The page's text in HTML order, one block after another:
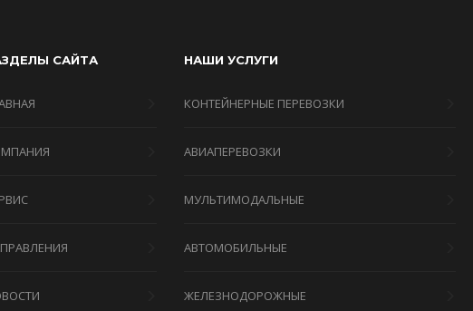
САЙТА НАШИ УСЛУГИ
КОНТЕЙНЕРНЫЕ ПЕРЕВОЗКИ
АВИАПЕРЕВОЗКИ
МУЛЬТИМОДАЛЬНЫЕ
АВТОМОБИЛЬНЫЕ
ЖЕЛЕЗНОДОРОЖНЫЕ